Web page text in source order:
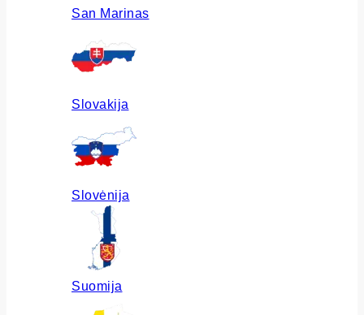
San Marinas
Slovakija
Slovėnija
Suomija